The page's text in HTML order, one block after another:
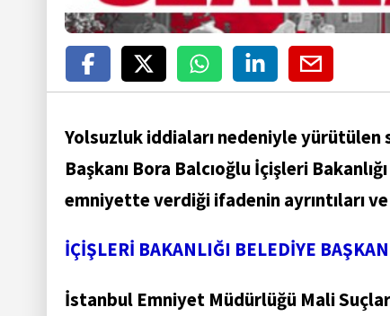
Yolsuzluk iddiaları nedeniyle
Başkanı Bora Balcıoğlu İçişleri
emniyette verdiği ifadenin ayrıntıları
İÇİŞLERİ BAKANLIĞI BELEDİYE
İstanbul Emniyet Müdürlüğü Mali